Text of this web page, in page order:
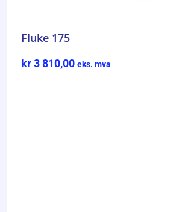
Fluke 175
kr3 810,00 eks. mva